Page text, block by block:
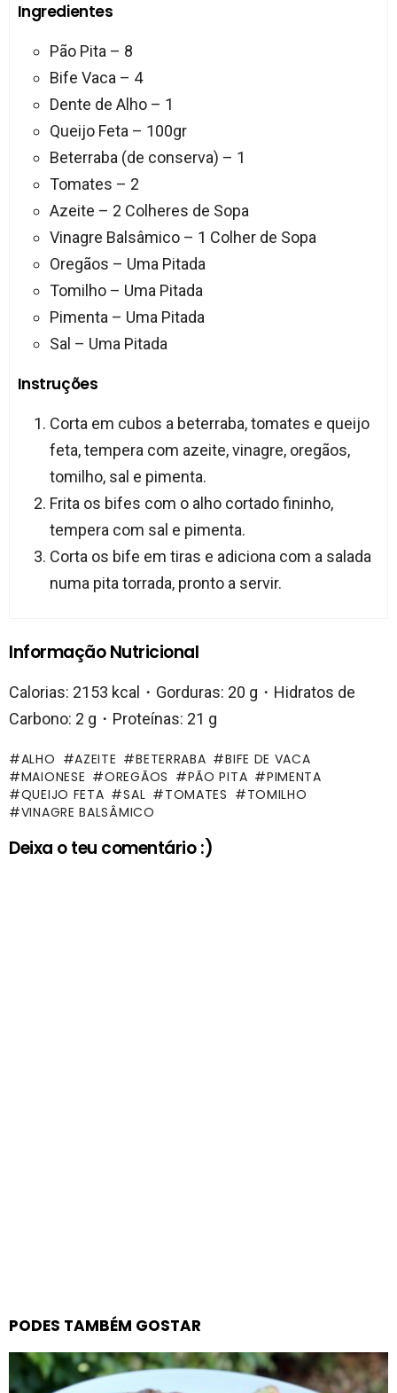
Ingredientes
Pão Pita – 8
Bife Vaca – 4
Dente de Alho – 1
Queijo Feta – 100gr
Beterraba (de conserva) – 1
Tomates – 2
Azeite – 2 Colheres de Sopa
Vinagre Balsâmico – 1 Colher de Sopa
Oregãos – Uma Pitada
Tomilho – Uma Pitada
Pimenta – Uma Pitada
Sal – Uma Pitada
Instruções
Corta em cubos a beterraba, tomates e queijo
feta, tempera com azeite, vinagre, oregãos,
tomilho, sal e pimenta.
Frita os bifes com o alho cortado fininho,
tempera com sal e pimenta.
Corta os bife em tiras e adiciona com a salada
numa pita torrada, pronto a servir.
Informação Nutricional
Calorias: 2153 kcal・Gorduras: 20 g・Hidratos de
Carbono: 2 g・Proteínas: 21 g
ALHO AZEITE BETERRABA
BIFE DE VACA
MAIONESE
OREGÃOS PÃO PITA
PIMENTA
QUEIJO FETA
SAL TOMATES
TOMILHO
VINAGRE BALSÂMICO
Deixa o teu comentário :)
PODES TAMBÉM GOSTAR